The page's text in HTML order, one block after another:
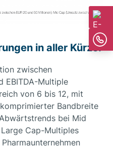
in aller Kürze:
zwischen
EBITDA-Multiple
von 6 bis 12, mit
Bandbreite
bei Mid
Cap-Multiples